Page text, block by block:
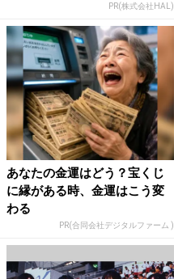
PR(株式会社HAL)
あなたの金運はどう？宝くじ
に縁がある時、金運はこう変
わる
PR(合同会社デジタルファーム )